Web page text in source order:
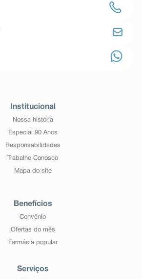
Institucional
Nossa história
Especial 90 Anos
Responsabilidades
Trabalhe Conosco
Mapa do site
Benefícios
Convênio
Ofertas do mês
Farmácia popular
Serviços